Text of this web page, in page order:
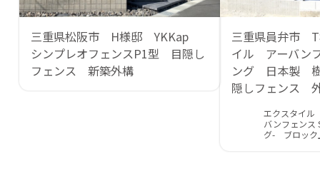
三重県松阪市 H様邸 YKKap
シンプレオフェンスP1型 目隠し
フェンス 新築外構
三重県員弁市
イル アーバン
ング 日本製
隠しフェンス
エクスタイ
バンフェンス
グ- ブロック